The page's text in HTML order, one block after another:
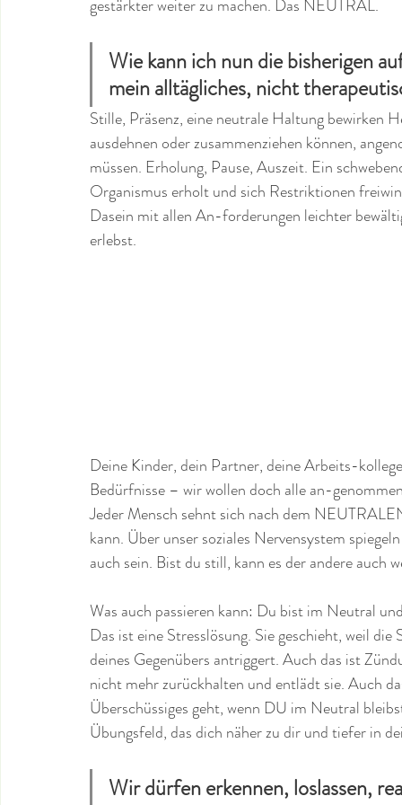
gestärkter weiter zu machen. Das NEUTRAL.
Wie kann ich nun die bisherigen
mein alltägliches, nicht
Stille, Präsenz, eine neutrale Haltung bewirken
ausdehnen oder zusammenziehen können,
müssen. Erholung, Pause, Auszeit. Ein
Organismus erholt und sich Restriktionen
Dasein mit allen An-forderungen leichter
erlebst.
Deine Kinder, dein Partner, deine Arbeits-
Bedürfnisse – wir wollen doch alle an-
Jeder Mensch sehnt sich nach dem
kann. Über unser soziales Nervensystem
auch sein. Bist du still, kann es der andere auch
Was auch passieren kann: Du bist im Neutral
Das ist eine Stresslösung. Sie geschieht, weil
deines Gegenübers antriggert. Auch das ist
nicht mehr zurückhalten und entlädt sie. Auch
Überschüssiges geht, wenn DU im Neutral
Übungsfeld, das dich näher zu dir und tiefer in
Wir dürfen erkennen, loslassen,